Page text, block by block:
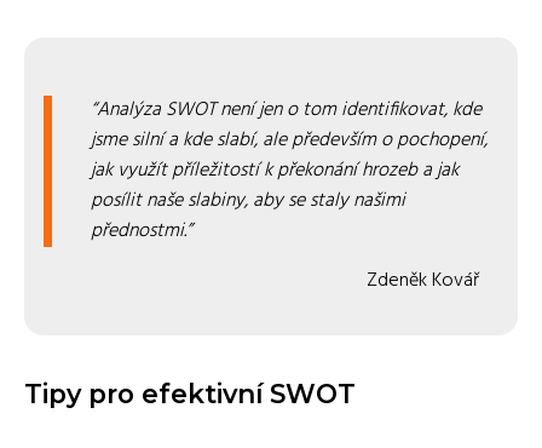
Analýza SWOT není jen o tom identifikovat, kde
jsme silní a kde slabí, ale především o pochopení,
jak využít příležitostí k překonání hrozeb a jak
posílit naše slabiny, aby se staly našimi
přednostmi.
Zdeněk Kovář
Tipy pro efektivní SWOT